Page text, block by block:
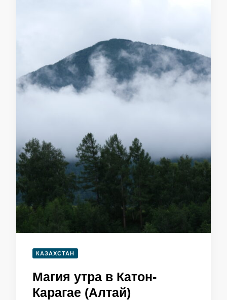
КАЗАХСТАН
Магия утра в Катон-
Карагае (Алтай)